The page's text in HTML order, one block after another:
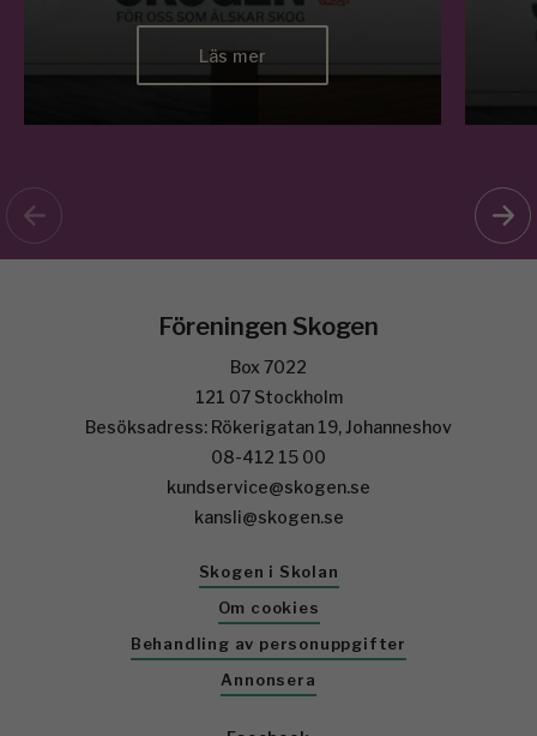
Läs mer
Föreningen Skogen
Box 7022
121 07 Stockholm
Besöksadress: Rökerigatan 19, Johanneshov
08-412 15 00
kundservice@skogen.se
kansli@skogen.se
Skogen i Skolan
Om cookies
Behandling av personuppgifter
Annonsera